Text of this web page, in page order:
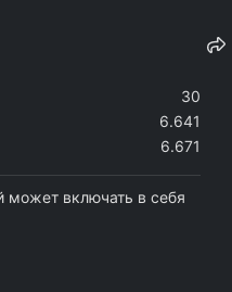
30
6.641
6.671
может включать в себя